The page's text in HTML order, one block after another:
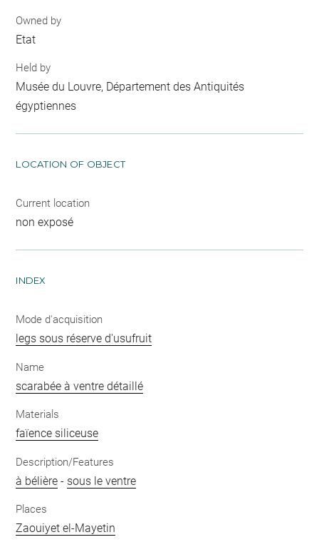
Owned by
Etat
Held by
Musée du Louvre, Département des Antiquités
égyptiennes
LOCATION OF OBJECT
Current location
non exposé
INDEX
Mode d'acquisition
legs sous réserve d'usufruit
Name
scarabée à ventre détaillé
Materials
faïence siliceuse
Description/Features
à bélière - sous le ventre
Places
Zaouiyet el-Mayetin